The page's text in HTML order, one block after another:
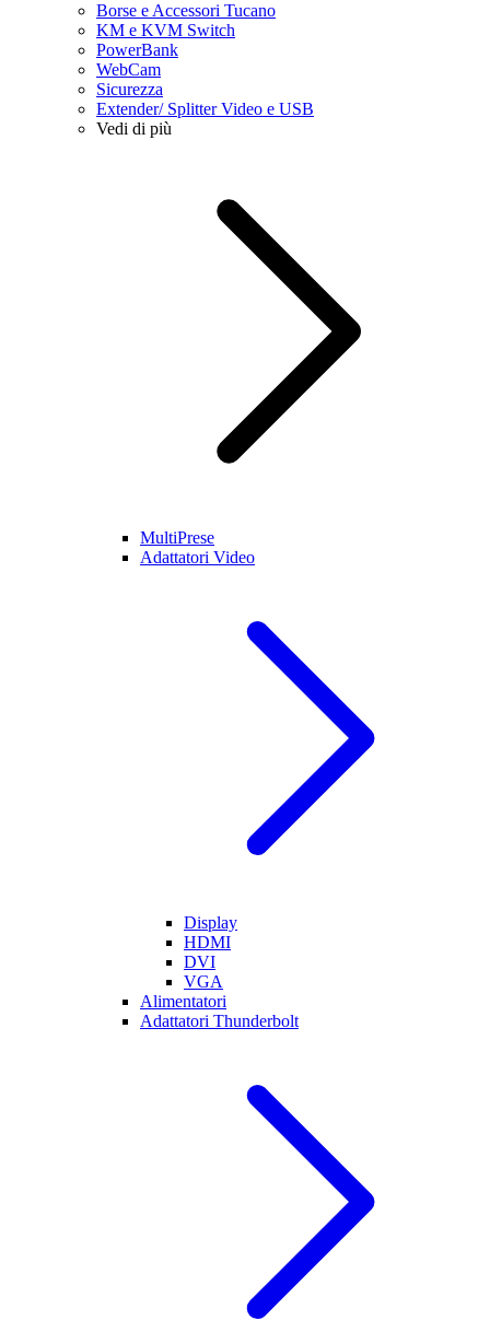
Borse e Accessori Tucano
KM e KVM Switch
PowerBank
WebCam
Sicurezza
Extender/ Splitter Video e USB
Vedi di più
MultiPrese
Adattatori Video
Display
HDMI
DVI
VGA
Alimentatori
Adattatori Thunderbolt